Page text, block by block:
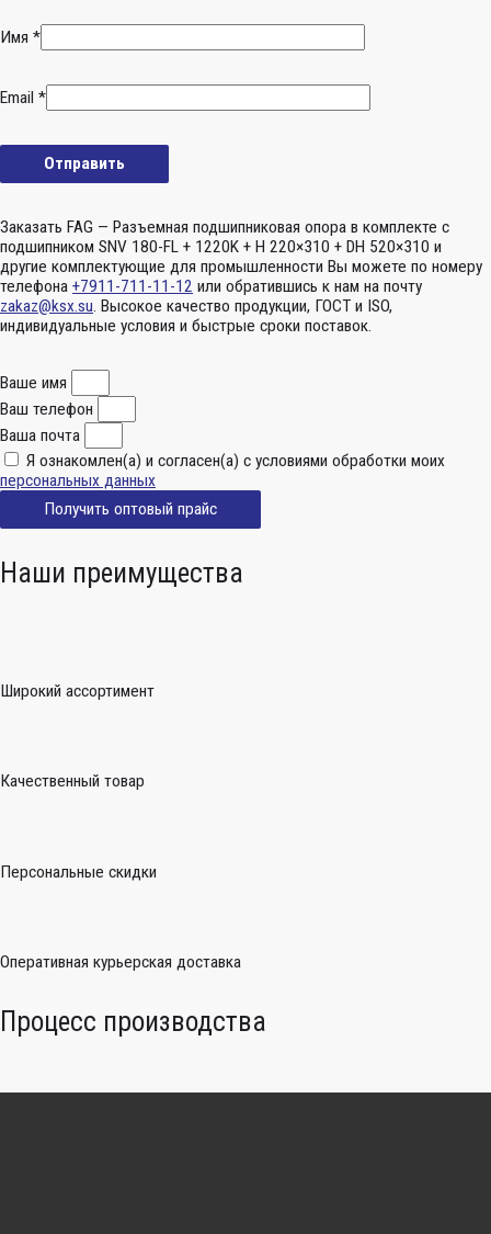
Имя *
Email *
Заказать FAG — Разъемная подшипниковая опора в комплекте с
подшипником SNV 180-FL + 1220K + H 220×310 + DH 520×310 и
другие комплектующие для промышленности Вы можете по номеру
телефона +7911-711-11-12 или обратившись к нам на почту
zakaz@ksx.su. Высокое качество продукции, ГОСТ и ISO,
индивидуальные условия и быстрые сроки поставок.
Ваше имя
Ваш телефон
Ваша почта
Я ознакомлен(а) и согласен(а) с условиями обработки моих
персональных данных
Получить оптовый прайс
Наши преимущества
Широкий ассортимент
Качественный товар
Персональные скидки
Оперативная курьерская доставка
Процесс производства